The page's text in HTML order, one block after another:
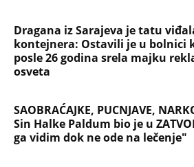
Dragana iz Sarajeva je tatu
kontejnera: Ostavili je u bolnici
posle 26 godina srela majku
osveta
SAOBRAĆAJKE, PUCNJAVE,
Sin Halke Paldum bio je u
ga vidim dok ne ode na lečenje"